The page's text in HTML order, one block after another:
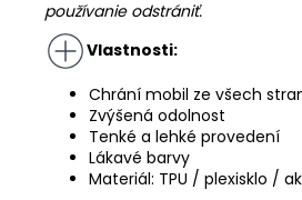
používanie odstrániť.
Vlastnosti:
Chrání mobil ze všech
Zvýšená odolnost
Tenké a lehké provedení
Lákavé barvy
Materiál: TPU / plexisklo /